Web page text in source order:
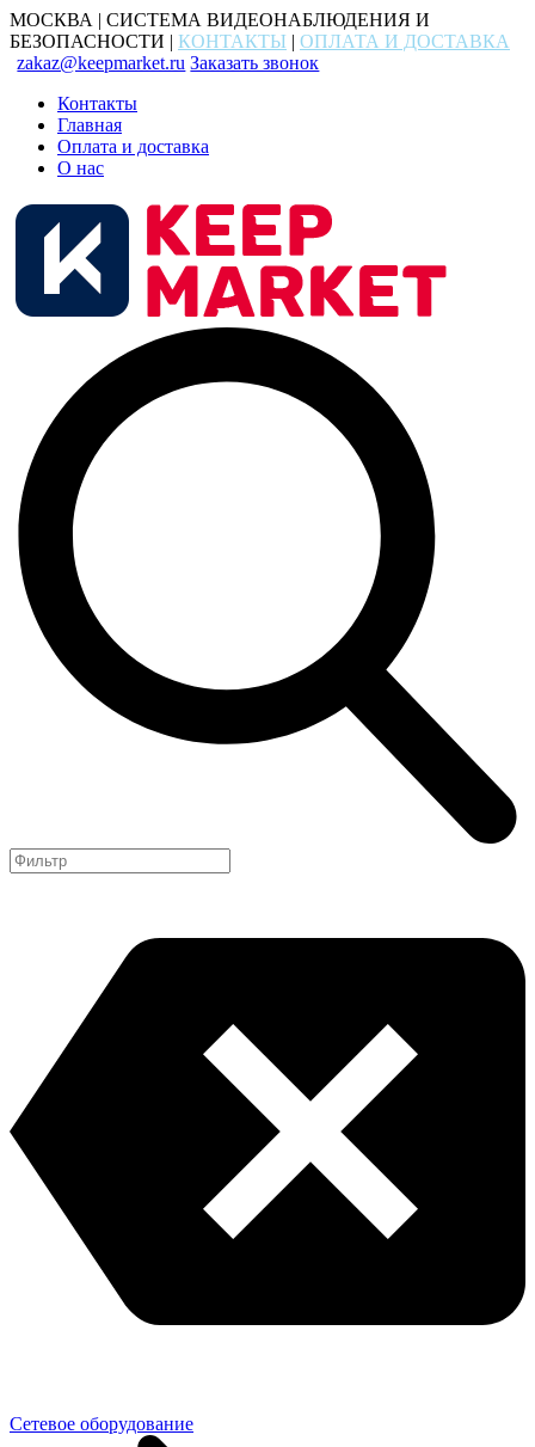
МОСКВА | СИСТЕМА ВИДЕОНАБЛЮДЕНИЯ И
БЕЗОПАСНОСТИ | КОНТАКТЫ | ОПЛАТА И ДОСТАВКА
zakaz@keepmarket.ru Заказать звонок
Контакты
Главная
Оплата и доставка
О нас
Сетевое оборудование